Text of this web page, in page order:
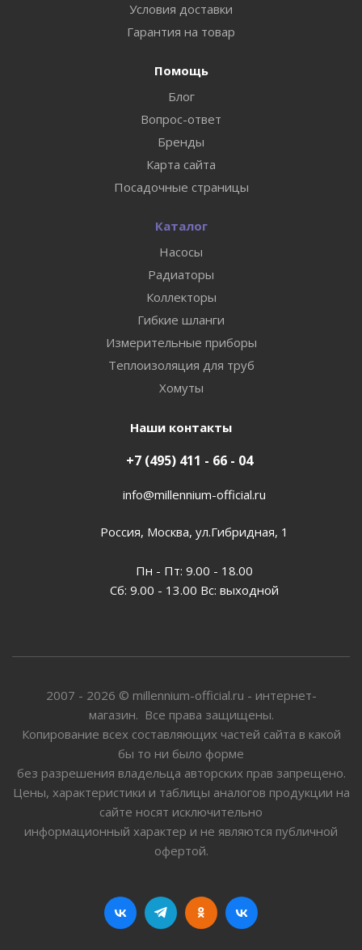
Условия доставки
Гарантия на товар
Помощь
Блог
Вопрос-ответ
Бренды
Карта сайта
Посадочные страницы
Каталог
Насосы
Радиаторы
Коллекторы
Гибкие шланги
Измерительные приборы
Теплоизоляция для труб
Хомуты
Наши контакты
+7 (495) 411 - 66 - 04
info@millennium-official.ru
Россия, Москва, ул.Гибридная, 1
Пн - Пт: 9.00 - 18.00
Сб: 9.00 - 13.00 Вс: выходной
2007 - 2026 © millennium-official.ru - интернет-
магазин. Все права защищены.
Копирование всех составляющих частей сайта в какой
бы то ни было форме
без разрешения владельца авторских прав запрещено.
Цены, характеристики и таблицы аналогов продукции на
сайте носят исключительно
информационный характер и не являются публичной
офертой.